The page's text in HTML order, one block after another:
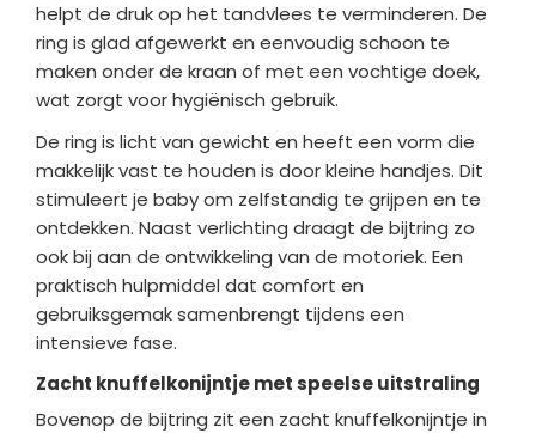
helpt de druk op het tandvlees te verminderen. De
ring is glad afgewerkt en eenvoudig schoon te
maken onder de kraan of met een vochtige doek,
wat zorgt voor hygiënisch gebruik.
De ring is licht van gewicht en heeft een vorm die
makkelijk vast te houden is door kleine handjes. Dit
stimuleert je baby om zelfstandig te grijpen en te
ontdekken. Naast verlichting draagt de bijtring zo
ook bij aan de ontwikkeling van de motoriek. Een
praktisch hulpmiddel dat comfort en
gebruiksgemak samenbrengt tijdens een
intensieve fase.
Zacht knuffelkonijntje met speelse uitstraling
Bovenop de bijtring zit een zacht knuffelkonijntje in